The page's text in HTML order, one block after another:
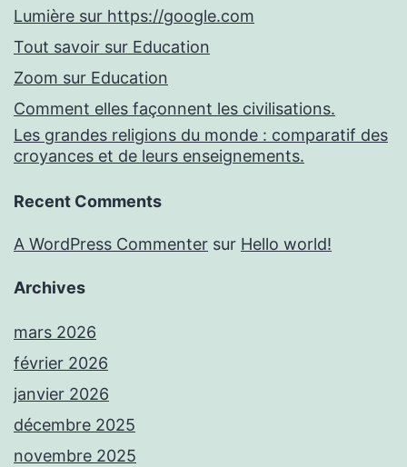
Lumière sur https://google.com
Tout savoir sur Education
Zoom sur Education
Comment elles façonnent les civilisations.
Les grandes religions du monde : comparatif des
croyances et de leurs enseignements.
Recent Comments
A WordPress Commenter sur Hello world!
Archives
mars 2026
février 2026
janvier 2026
décembre 2025
novembre 2025